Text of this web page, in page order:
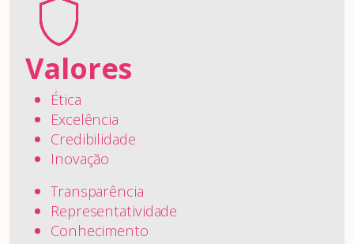
Valores
Ética
Excelência
Credibilidade
Inovação
Transparência
Representatividade
Conhecimento